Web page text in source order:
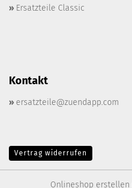
» Ersatzteile Classic
Kontakt
» ersatzteile@zuendapp.com
Vertrag widerrufen
Onlineshop erstellen